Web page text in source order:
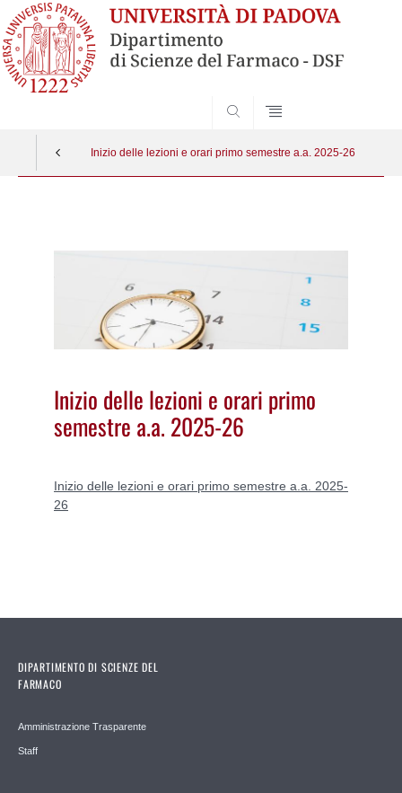
Inizio delle lezioni e orari primo semestre a.a. 2025-26
Inizio delle lezioni e orari primo
semestre a.a. 2025-26
Inizio delle lezioni e orari primo semestre a.a. 2025-
26
DIPARTIMENTO DI SCIENZE DEL
FARMACO
Amministrazione Trasparente
Staff